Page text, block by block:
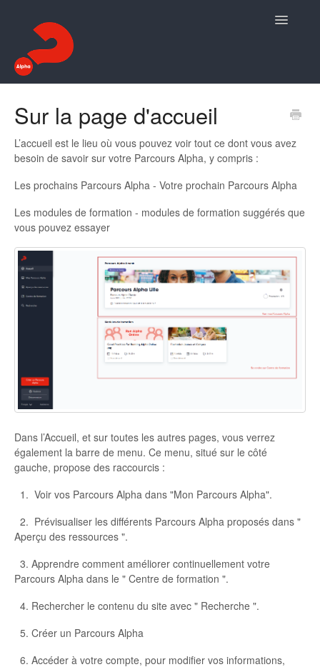
Toggle
Sur la page d'accueil
L’accueil est le lieu où vous pouvez voir tout ce dont vous avez
besoin de savoir sur votre Parcours Alpha, y compris :
Les prochains Parcours Alpha - Votre prochain Parcours Alpha
Les modules de formation - modules de formation suggérés que
vous pouvez essayer
Dans l’Accueil, et sur toutes les autres pages, vous verrez
également la barre de menu. Ce menu, situé sur le côté
gauche, propose des raccourcis :
1. Voir vos Parcours Alpha dans "Mon Parcours Alpha".
2. Prévisualiser les différents Parcours Alpha proposés dans "
Aperçu des ressources ".
3. Apprendre comment améliorer continuellement votre
Parcours Alpha dans le " Centre de formation ".
4. Rechercher le contenu du site avec " Recherche ".
5. Créer un Parcours Alpha
6. Accéder à votre compte, pour modifier vos informations,